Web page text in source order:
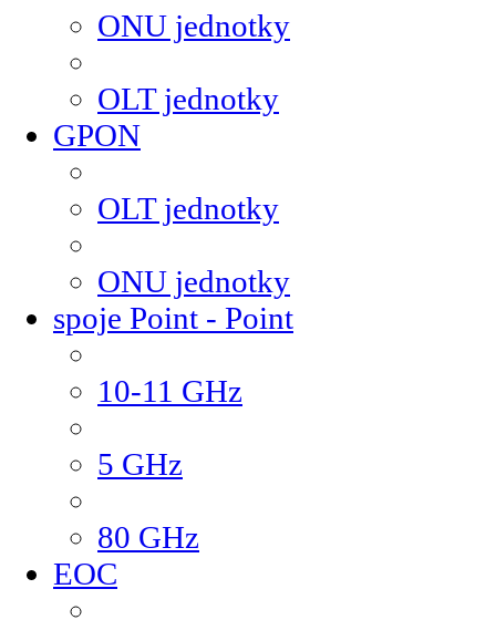
ONU jednotky
OLT jednotky
GPON
OLT jednotky
ONU jednotky
spoje Point - Point
10-11 GHz
5 GHz
80 GHz
EOC